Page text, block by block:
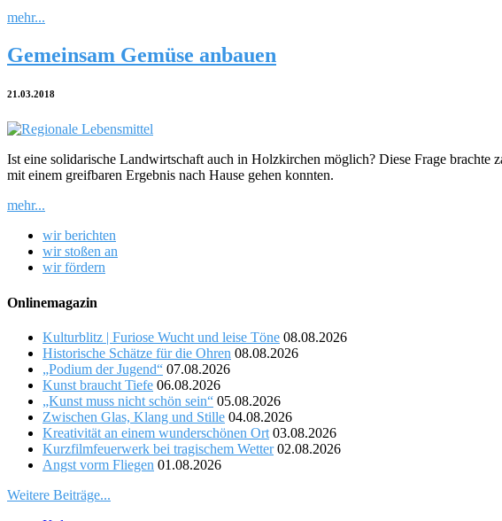
mehr...
Gemeinsam Gemüse anbauen
21.03.2018
Ist eine solidarische Landwirtschaft auch in Holzkirchen möglich? Diese Frage
mit einem greifbaren Ergebnis nach Hause gehen konnten.
mehr...
wir berichten
wir stoßen an
wir fördern
Onlinemagazin
Kulturblitz | Furiose Wucht und leise Töne 08.08.2026
Historische Schätze für die Ohren 08.08.2026
„Podium der Jugend“ 07.08.2026
Kunst braucht Tiefe 06.08.2026
„Kunst muss nicht schön sein“ 05.08.2026
Zwischen Glas, Klang und Stille 04.08.2026
Kreativität an einem wunderschönen Ort 03.08.2026
Kurzfilmfeuerwerk bei tragischem Wetter 02.08.2026
Angst vorm Fliegen 01.08.2026
Weitere Beiträge...